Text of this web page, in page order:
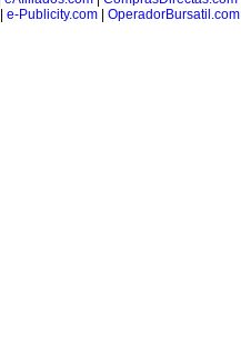
e-Publicity.com| OperadorBursatil.com|